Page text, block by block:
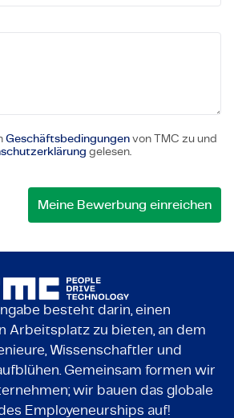
Geschäftsbedingungen von TMC zu und
gelesen.
besteht darin, einen
Arbeitsplatz zu bieten, an dem
Wissenschaftler und
Gemeinsam formen wir
wir bauen das globale
Employeneurships auf!